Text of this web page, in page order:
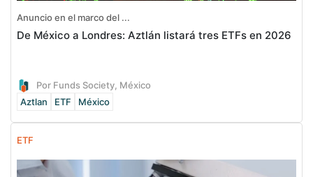
Anuncio en el marco del ...
De México a Londres: Aztlán listará tres ETFs en 2026
Por Funds Society, México
Aztlan
ETF México
ETF